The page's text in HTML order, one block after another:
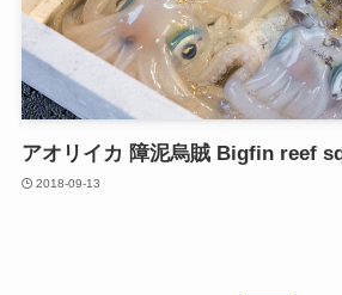
アオリイカ 障泥烏賊 Bigfin reef
2018-09-13